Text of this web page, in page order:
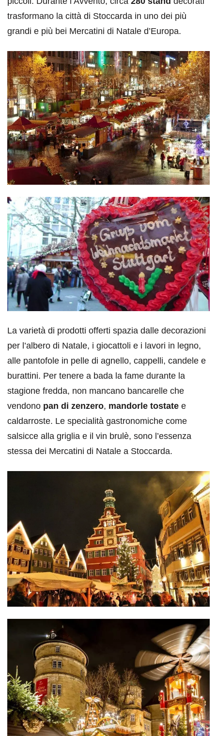
trasformano la città di Stoccarda in uno dei più
grandi e più bei Mercatini di Natale d’Europa.
La varietà di prodotti offerti spazia dalle decorazioni
per l’albero di Natale, i giocattoli e i lavori in legno,
alle pantofole in pelle di agnello, cappelli, candele e
burattini. Per tenere a bada la fame durante la
stagione fredda, non mancano bancarelle che
vendono pan di zenzero, mandorle tostate e
caldarroste. Le specialità gastronomiche come
salsicce alla griglia e il vin brulè, sono l’essenza
stessa dei Mercatini di Natale a Stoccarda.